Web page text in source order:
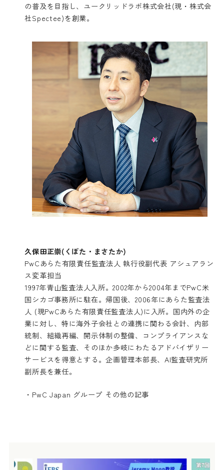
の普及を目指し、ユークリッドラボ株式会社(現・株式会
社Spectee)を創業。
久保田正崇(くぼた・まさたか)
PwCあらた有限責任監査法人 執行役副代表 アシュアラン
ス変革担当
1997年青山監査法人入所。2002年から2004年までPwC米
国シカゴ事務所に駐在。帰国後、2006年にあらた監査法
人 (現PwCあらた有限責任監査法人)に入所。国内外の企
業に対し、特に海外子会社との連携に関わる会計、内部
統制、組織再編、開示体制の整備、コンプライアンスな
どに関する監査、そのほか多岐にわたるアドバイザリー
サービスを得意とする。企画管理本部長、AI監査研究所
副所長を兼任。
・ PwC Japan グループ その他の記事